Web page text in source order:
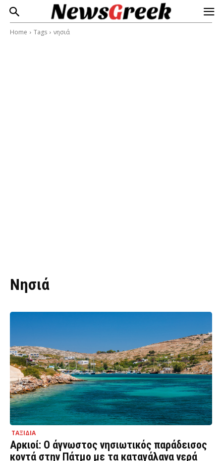
Home Tags νησιά
Νησιά
ΤΑΞΙΔΙΑ
Αρκιοί: Ο άγνωστος νησιωτικός παράδεισος
κοντά στην Πάτμο με τα καταγάλανα νερά